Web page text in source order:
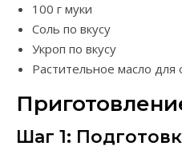
100 г муки
Соль по вкусу
Укроп по вкусу
Растительное масло для
Шаг 1: